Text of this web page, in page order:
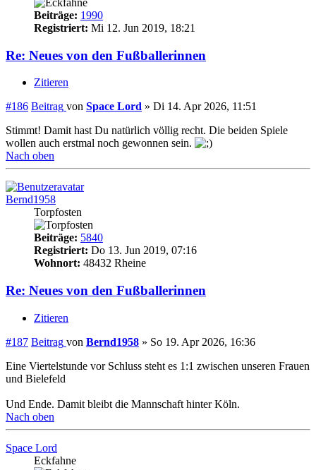
Beiträge: 1990
Registriert: Mi 12. Jun 2019, 18:21
Re: Neues von den Fußballerinnen
Zitieren
#186 Beitrag von Space Lord » Di 14. Apr 2026, 11:51
Stimmt! Damit hast Du natürlich völlig recht. Die beiden Spiele
wollen auch erstmal noch gewonnen sein.
Nach oben
Bernd1958
Torpfosten
Beiträge: 5840
Registriert: Do 13. Jun 2019, 07:16
Wohnort: 48432 Rheine
Re: Neues von den Fußballerinnen
Zitieren
#187 Beitrag von Bernd1958 » So 19. Apr 2026, 16:36
Eine Viertelstunde vor Schluss steht es 1:1 zwischen unseren Frauen
und Bielefeld
Und Ende. Damit bleibt die Mannschaft hinter Köln.
Nach oben
Space Lord
Eckfahne